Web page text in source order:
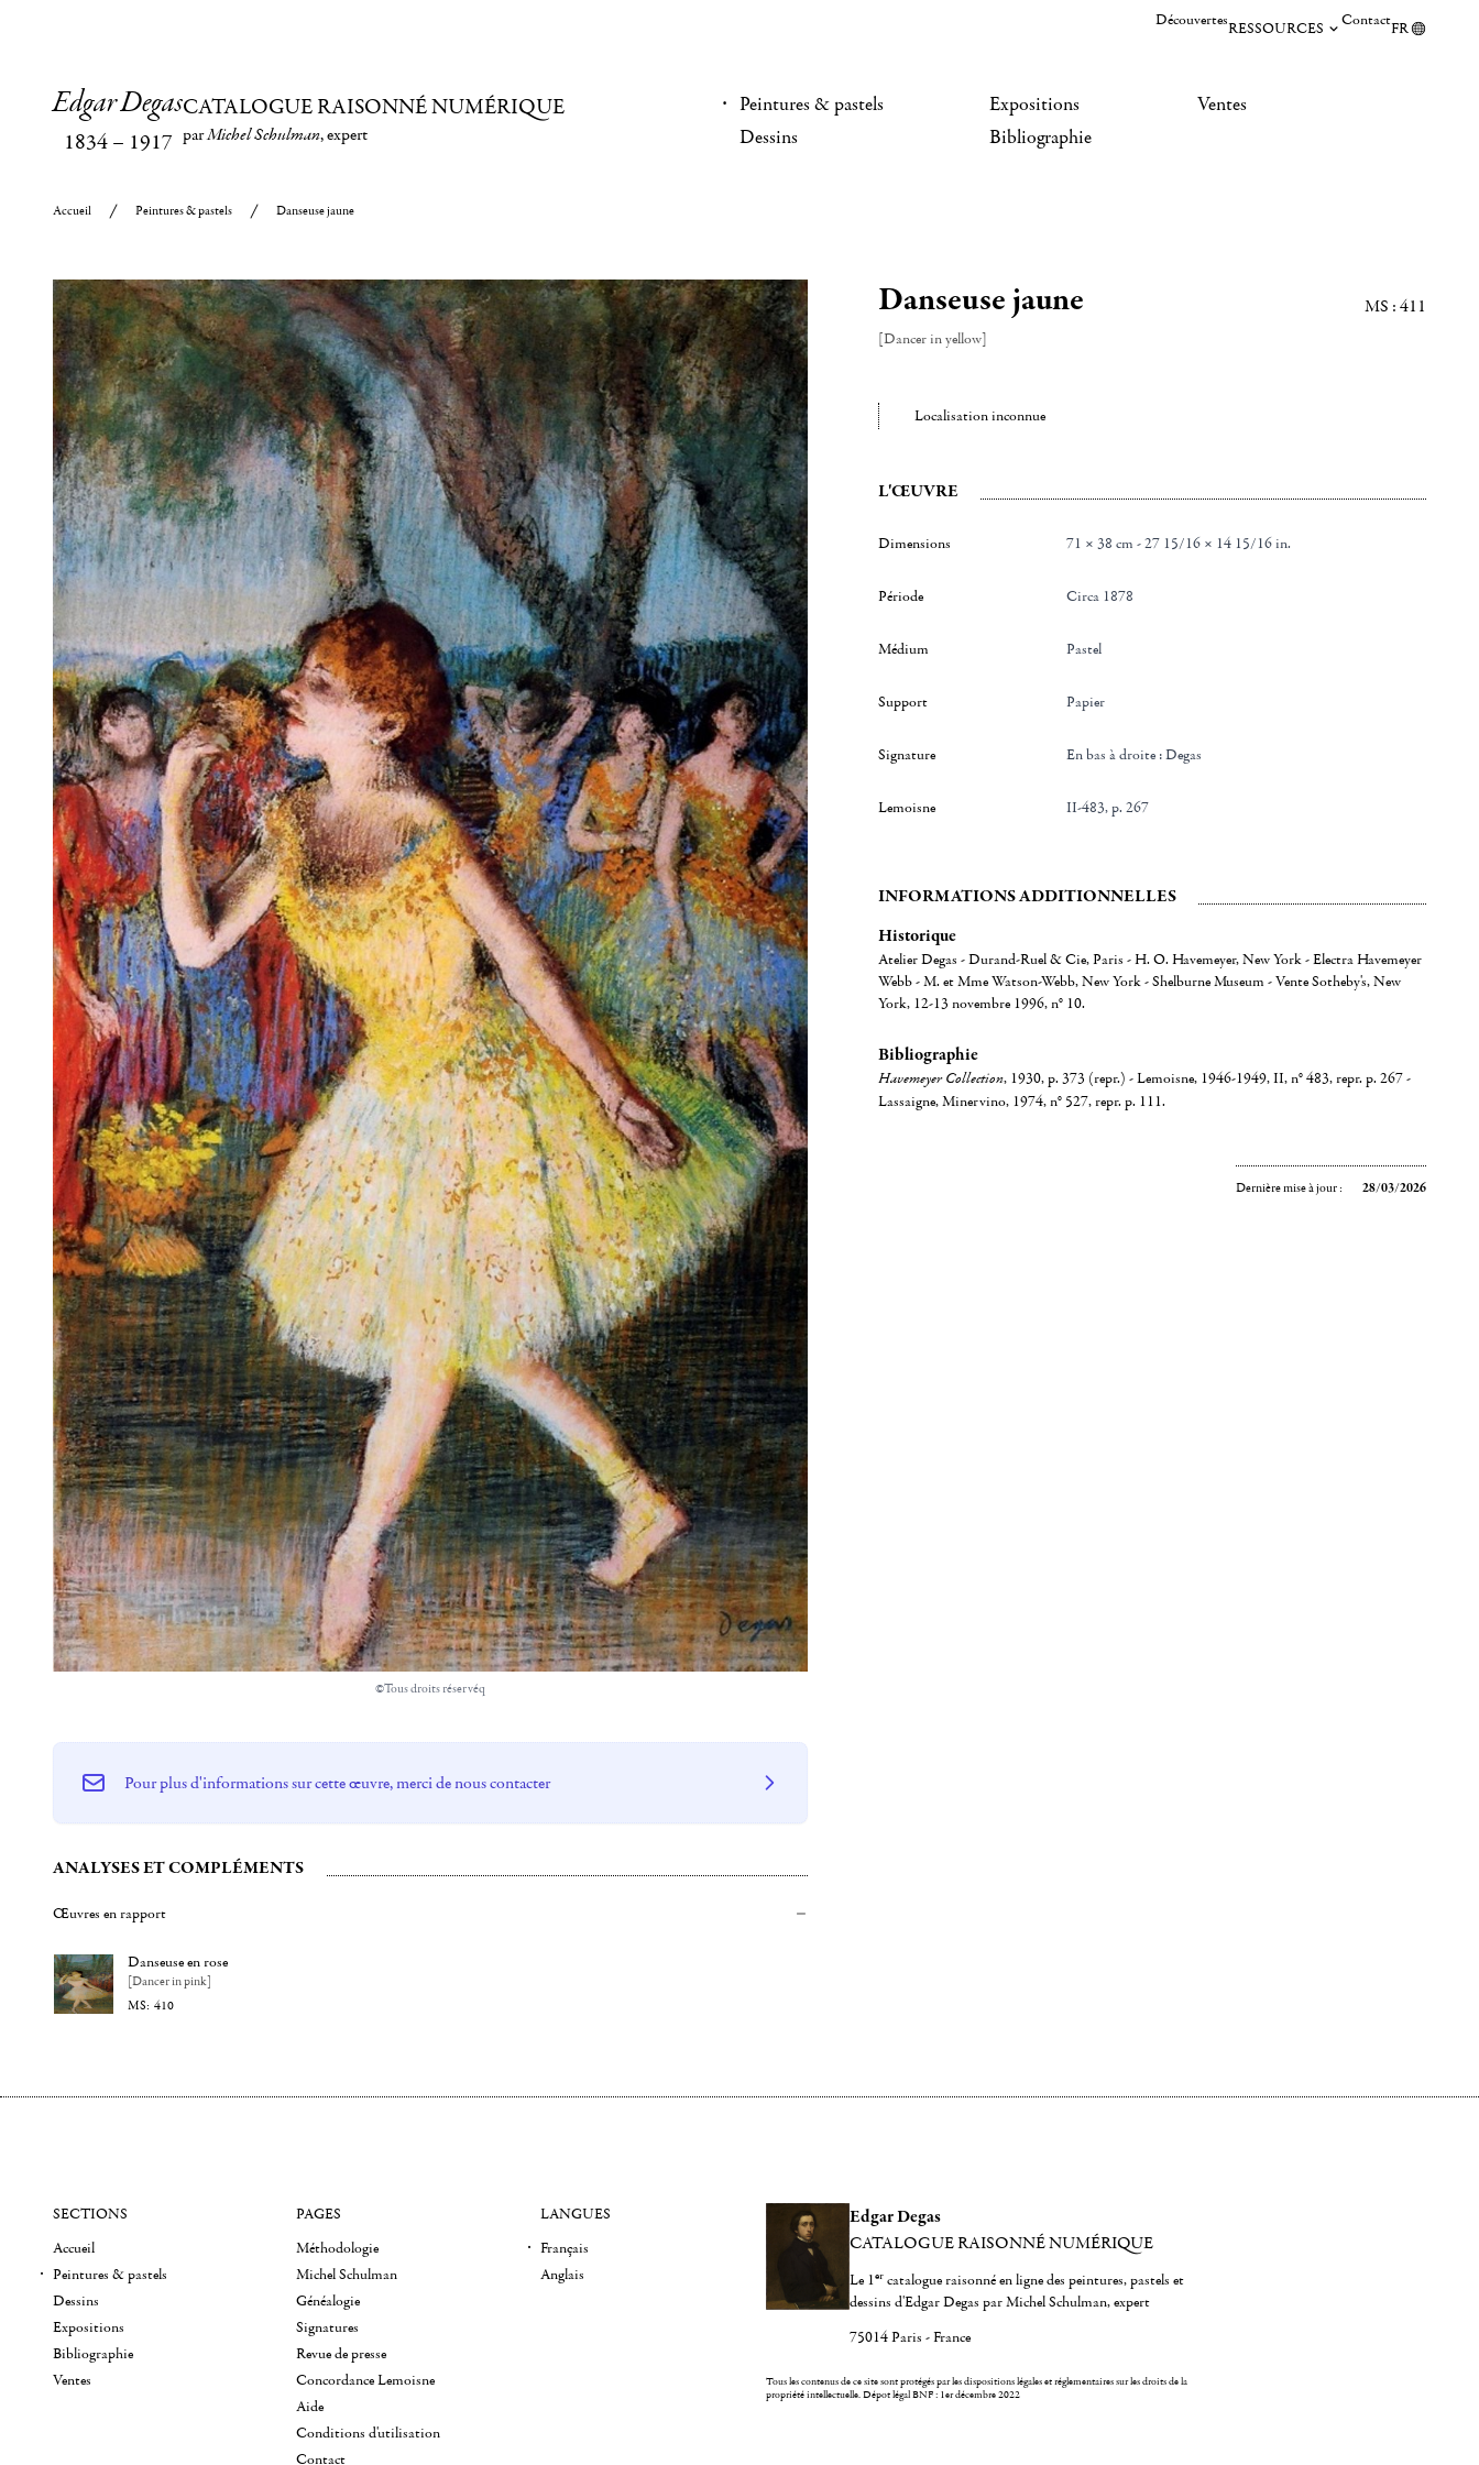
DécouvertesRESSOURCES ContactFR
Edgar Degas
1834– 1917
CATALOGUE RAISONNÉ NUMÉRIQUE
parMichel Schulman, expert
Peintures & pastels
Dessins
Expositions
Bibliographie
Ventes
Accueil Peintures & pastels Danseuse jaune
©Tous droits réservéq
Danseuse jaune
[Dancer in yellow]
MS : 411
Localisation inconnue
L'ŒUVRE
Dimensions 71 × 38 cm - 27 15/16 × 14 15/16 in.
Période Circa 1878
Médium Pastel
Support Papier
Signature en bas à droite : Degas
Lemoisne II-483, p. 267
INFORMATIONS ADDITIONNELLES
Historique
Atelier Degas - Durand-Ruel & Cie, Paris - H. O. Havemeyer, New York - Electra Havemeyer
Webb - M. et Mme Watson-Webb, New York - Shelburne Museum - Vente Sotheby's, New
York, 12-13 novembre 1996, n° 10.
Bibliographie
Havemeyer Collection, 1930, p. 373 (repr.) - Lemoisne, 1946-1949, II, n° 483, repr. p. 267 -
Lassaigne, Minervino, 1974, n° 527, repr. p. 111.
Dernière mise à jour : 28/03/2026
Pour plus d'informations sur cette œuvre, merci de nous contacter
ANALYSES ET COMPLÉMENTS
Œuvres en rapport
Danseuse en rose
[Dancer in pink]
410
Edgar Degas
CATALOGUE RAISONNÉ NUMÉRIQUE
Le 1er catalogue raisonné en ligne des peintures, pastels et
dessins d'Edgar Degas par Michel Schulman, expert
75014 Paris - France
Tous les contenus de ce site sont protégés par les dispositions légales et réglementaires sur les droits de la
propriété intellectuelle.Dépot légal BNF : 1er décembre 2022
SECTIONS
Accueil
Peintures & pastels
Dessins
Expositions
Bibliographie
Ventes
PAGES
Méthodologie
Michel Schulman
Généalogie
Signatures
Revue de presse
Concordance Lemoisne
Aide
Conditions d'utilisation
Contact
LANGUES
Français
Anglais